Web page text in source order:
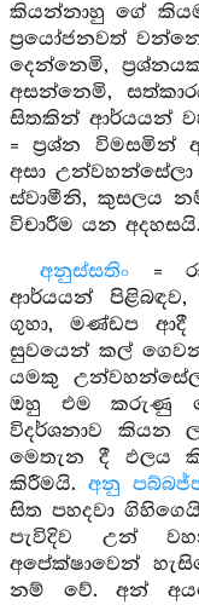
කියන්නාහු ගේ
ප්‍රයෝජනවත්
දෙන්නෙමි,
අසන්නෙමි,
සිතකින් ආර්යයන්
= ප්‍රශ්න
අසා
ස්වාමීනි, කුසලය
විචාරීම යන අදහසයි.
අනුස්සතිං=
ආර්යයන්
ගුහා, මණ්ඩප ආදී
සුවයෙන් කල්
යමකු
ඔහු එම කරුණු
විදර්ශනාව කියන
මෙතැන දී ඵලය
කිරීමයි. අනු
සිත පහදවා
පැවිදිව උන්
අපේක්ෂාවෙන්
නම් වේ. අන්